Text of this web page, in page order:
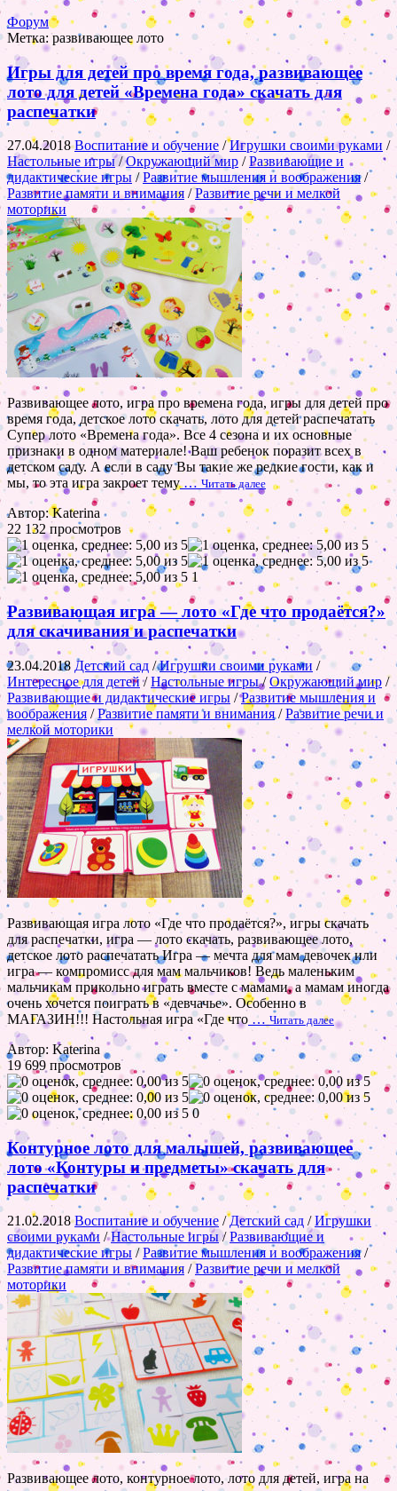
Форум
Метка:развивающее лото
Игры для детей про время года, развивающее
лото для детей «Времена года» скачать для
распечатки
27.04.2018Воспитание и обучение /Игрушки своими руками /
Настольные игры/Окружающий мир /Развивающие и
дидактические игры /Развитие мышления и воображения/
Развитие памяти и внимания /Развитие речи и мелкой
моторики
Развивающее лото, игра про времена года, игры для детей про
время года, детское лото скачать, лото для детей распечатать
Супер лото «Времена года». Все 4 сезона и их основные
признаки в одном материале! Ваш ребенок поразит всех в
детском саду. А если в саду Вы такие же редкие гости, как и
мы, то эта игра закроет тему… Читать далее
Автор: Katerina
22 132 просмотров
1
Развивающая игра — лото «Где что продаётся?»
для скачивания и распечатки
23.04.2018 Детский сад /Игрушки своими руками /
Интересное для детей/Настольные игры/Окружающий мир /
Развивающие и дидактические игры /Развитие мышления и
воображения /Развитие памяти и внимания/Развитие речи и
мелкой моторики
Развивающая игра лото «Где что продаётся?», игры скачать
для распечатки, игра — лото скачать, развивающее лото,
детское лото распечатать Игра — мечта для мам девочек или
игра — компромисс для мам мальчиков! Ведь маленьким
мальчикам прикольно играть вместе с мамами, а мамам иногда
очень хочется поиграть в «девчачье». Особенно в
МАГАЗИН!!! Настольная игра «Где что … Читать далее
Автор: Katerina
19 699 просмотров
0
Контурное лото для малышей, развивающее
лото «Контуры и предметы» скачать для
распечатки
21.02.2018Воспитание и обучение /Детский сад /Игрушки
своими руками /Настольные игры /Развивающие и
дидактические игры /Развитие мышления и воображения/
Развитие памяти и внимания /Развитие речи и мелкой
моторики
Развивающее лото, контурное лото, лото для детей, игра на